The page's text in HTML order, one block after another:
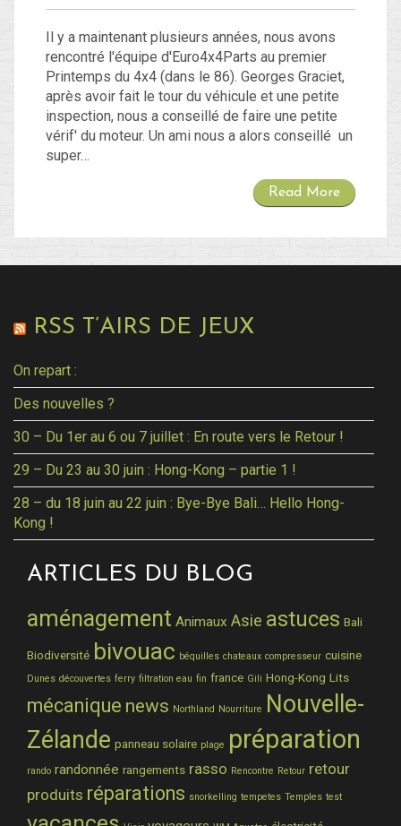
Il y a maintenant plusieurs années, nous avons
rencontré l'équipe d'Euro4x4Parts au premier
Printemps du 4x4 (dans le 86). Georges Graciet,
après avoir fait le tour du véhicule et une petite
inspection, nous a conseillé de faire une petite
vérif' du moteur. Un ami nous a alors conseillé un
super…
Read More
RSS T’AIRS DE JEUX
On repart :
Des nouvelles ?
30 – Du 1er au 6 ou 7 juillet : En route vers le Retour !
29 – Du 23 au 30 juin : Hong-Kong – partie 1 !
28 – du 18 juin au 22 juin : Bye-Bye Bali… Hello Hong-
Kong !
ARTICLES DU BLOG
aménagement Animaux Asie astuces Bali
Biodiversité bivouac béquilles chateaux compresseur cuisine
Dunes découvertes ferry filtration eau fin france Gili Hong-Kong Lits
mécanique news Northland Nourriture
Nouvelle-
Zélande panneau solaire plage préparation
rando randonnée rangements rasso Rencontre Retour retour
produits réparations snorkelling tempetes Temples test